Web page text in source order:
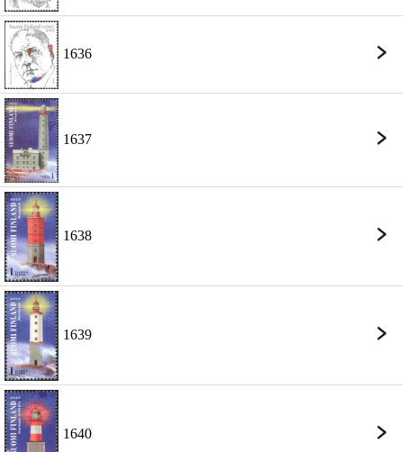
1636
1637
1638
1639
1640